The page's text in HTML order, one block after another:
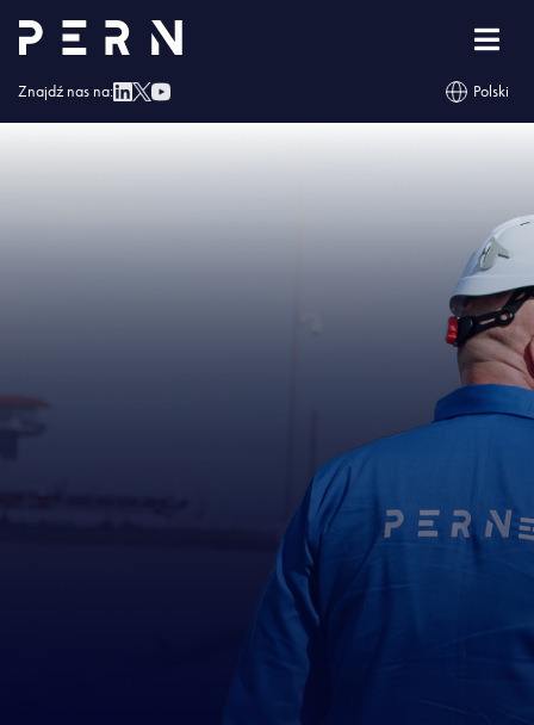
Znajdź nas na: Polski
Strona główna »BAZA TNG (TERMINAL NAFTOWY GDAŃSK)